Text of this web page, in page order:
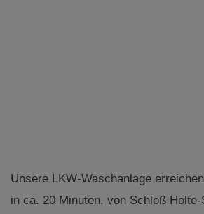
Unsere LKW-Waschanlage
in ca. 20 Minuten, von Schloß